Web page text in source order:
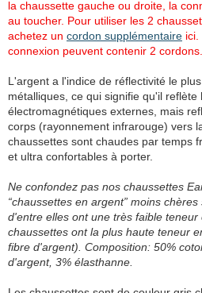
la chaussette gauche ou droite, la
au toucher. Pour utiliser les 2
achetez un cordon supplémentaire
connexion peuvent contenir 2 cordons.
L'argent a l'indice de réflectivité le
métalliques, ce qui signifie qu'il reflète
électromagnétiques externes, mais
corps (rayonnement infrarouge) vers
chaussettes sont chaudes par temps
et ultra confortables à porter.
Ne confondez pas nos chaussettes
“chaussettes en argent” moins
d'entre elles ont une très faible
chaussettes ont la plus haute teneur
fibre d'argent). Composition: 50%
d'argent, 3% élasthanne.